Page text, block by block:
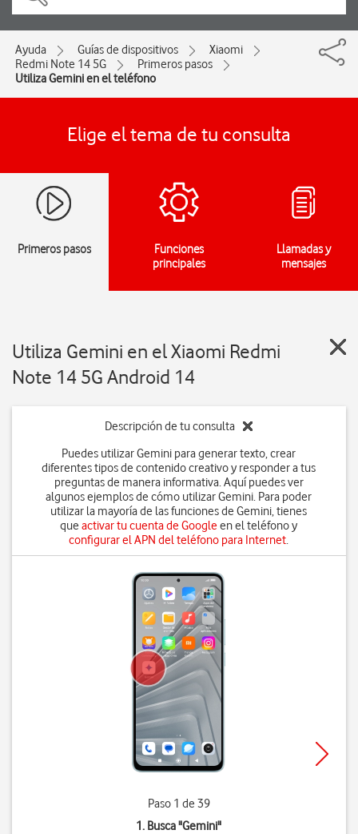
Ayuda Guías de dispositivos
Xiaomi
Redmi Note 14 5G
Primeros pasos
Utiliza Gemini en el teléfono
Elige el tema de tu consulta
Primeros pasos
Funciones
principales
Llamadas y
mensajes
Utiliza Gemini en el Xiaomi Redmi
Note 14 5G Android 14
Descripción de tu consulta
Puedes utilizar Gemini para generar texto, crear
diferentes tipos de contenido creativo y responder a tus
preguntas de manera informativa. Aquí puedes ver
algunos ejemplos de cómo utilizar Gemini. Para poder
utilizar la mayoría de las funciones de Gemini, tienes
queactivar tu cuenta de Googleen el teléfono y
configurar el APN del teléfono para Internet.
Paso 1 de 39
1. Busca "Gemini"